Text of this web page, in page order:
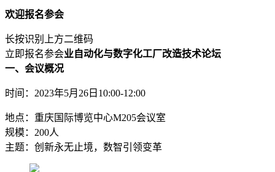
欢迎报名参会
长按识别上方二维码
立即报名参会业自动化与数字化工厂改造技术论坛
一、会议概况
时间：2023年5月26日10:00-12:00
地点：重庆国际博览中心M205会议室
规模：200人
主题：创新永无止境，数智引领变革